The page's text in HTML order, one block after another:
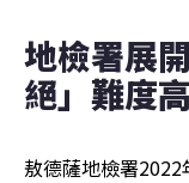
地檢署展
絕」難度高
敖德薩地檢署